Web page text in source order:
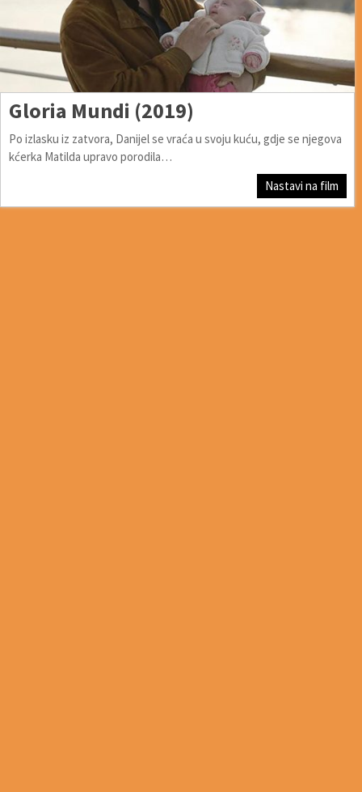
Gloria Mundi (2019)
Po izlasku iz zatvora, Danijel se vraća u svoju kuću, gdje se njegova
kćerka Matilda upravo porodila…
Nastavi na film